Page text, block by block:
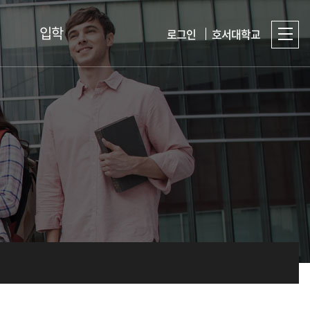
입학
입시준비 TIP
Q&A
입학홈페이지
로그인 호서대학교